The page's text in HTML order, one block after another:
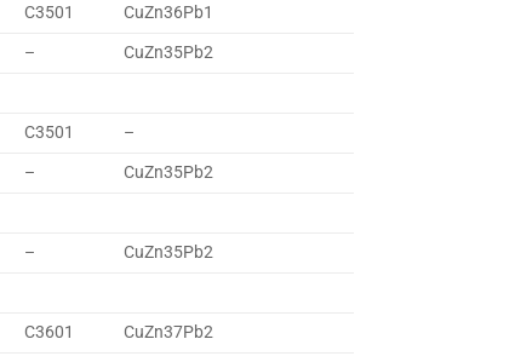
C3501
CuZn36Pb1
–
CuZn35Pb2
C3501
–
–
CuZn35Pb2
–
CuZn35Pb2
C3601
CuZn37Pb2